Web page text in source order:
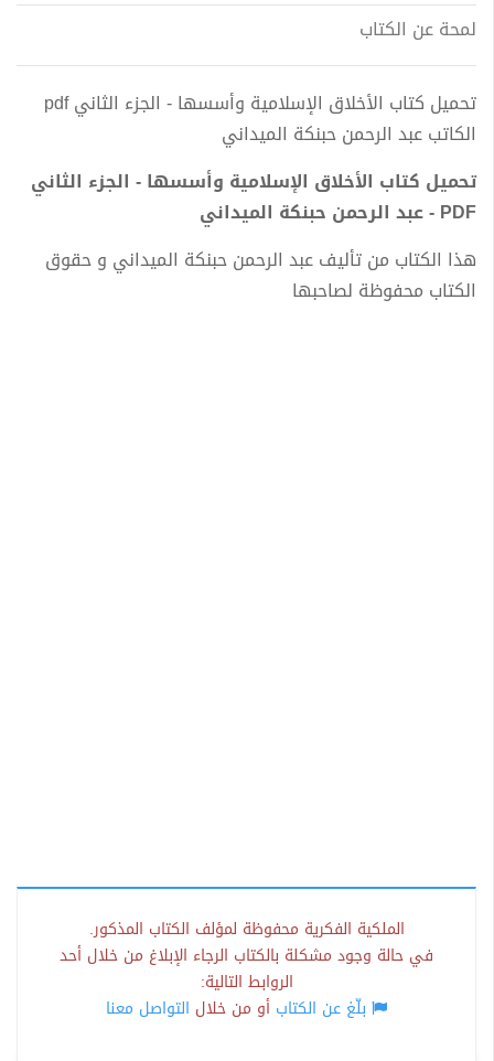
لمحة عن الكتاب
تحميل كتاب الأخلاق الإسلامية وأسسها - الجزء الثاني pdf
الكاتب عبد الرحمن حبنكة الميداني
تحميل كتاب الأخلاق الإسلامية وأسسها - الجزء الثاني
PDF - عبد الرحمن حبنكة الميداني
هذا الكتاب من تأليف عبد الرحمن حبنكة الميداني و حقوق
الكتاب محفوظة لصاحبها
الملكية الفكرية محفوظة لمؤلف الكتاب المذكور.
في حالة وجود مشكلة بالكتاب الرجاء الإبلاغ من خلال أحد
الروابط التالية:
بلّغ عن الكتاب أو من خلال التواصل معنا